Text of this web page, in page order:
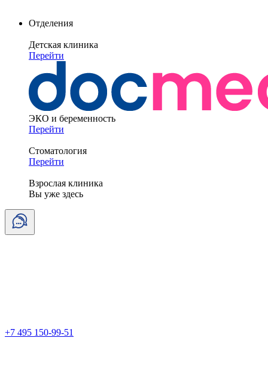
Отделения
Детская клиника
Перейти
ЭКО и беременность
Перейти
Стоматология
Перейти
Взрослая клиника
Вы уже здесь
+7 495 150-99-51